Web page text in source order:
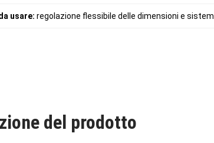
usare: regolazione flessibile delle dimensioni e
del prodotto